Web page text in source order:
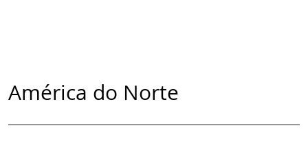
América do Norte